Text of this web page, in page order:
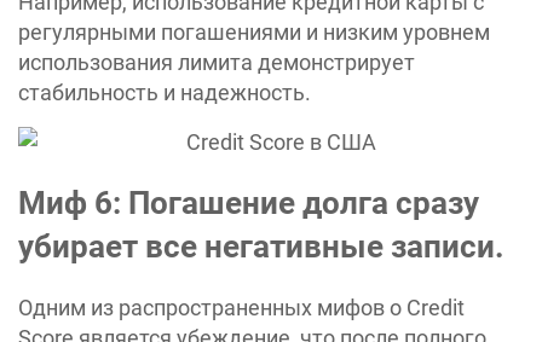
регулярными погашениями и низким уровнем
использования лимита демонстрирует
стабильность и надежность.
Миф 6: Погашение долга сразу
убирает все негативные записи.
Одним из распространенных мифов о Credit